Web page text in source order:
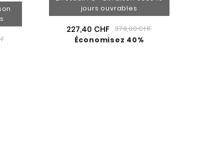
jours ouvrables
227,40 CHF 379,00 CHF
Économisez 40%